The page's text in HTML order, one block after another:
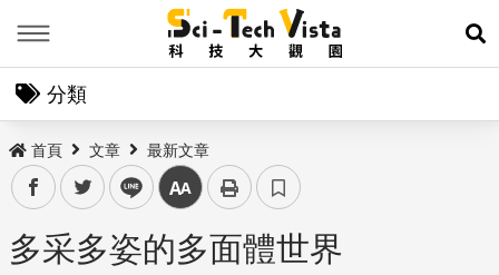
展
分類
首頁 文章 最新文章
facebooktwitter line 中
多采多姿的多面體世界